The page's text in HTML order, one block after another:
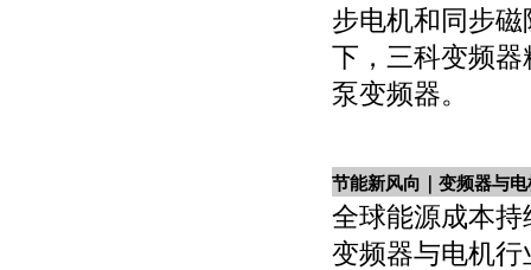
步电机和同步
下，三科变频
泵变频器。
节能新风向｜变频器与
全球能源成本持
变频器与电机